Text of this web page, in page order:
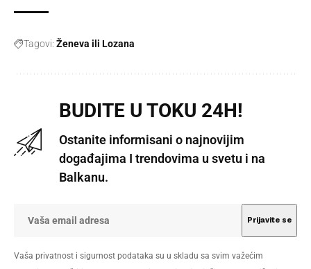
Tagovi: Ženeva ili Lozana
BUDITE U TOKU 24H!
Ostanite informisani o najnovijim
događajima I trendovima u svetu i na
Balkanu.
Vaša privatnost i sigurnost podataka su u skladu sa svim važećim